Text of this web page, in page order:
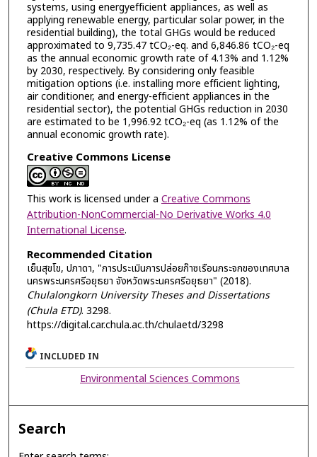
systems, using energyefficient appliances, as well as
applying renewable energy, particular solar power, in the
residential building), the total GHGs would be reduced
approximated to 9,735.47 tCO₂-eq. and 6,846.86 tCO₂-eq
as the annual economic growth rate of 4.13% and 1.12%
by 2030, respectively. By considering only feasible
mitigation options (i.e. installing more efficient lighting,
air conditioner, and energy-efficient appliances in the
residential sector), the potential GHGs reduction in 2030
are estimated to be 1,996.92 tCO₂-eq (as 1.12% of the
annual economic growth rate).
Creative Commons License
This work is licensed under a Creative Commons
Attribution-NonCommercial-No Derivative Works 4.0
International License.
Recommended Citation
เย็นสุขโข, ปภาดา, "การประเมินการปล่อยก๊าซเรือนกระจกของเทศบาล
นครพระนครศรีอยุธยา จังหวัดพระนครศรีอยุธยา" (2018).
Chulalongkorn University Theses and Dissertations
(Chula ETD). 3298.
https://digital.car.chula.ac.th/chulaetd/3298
INCLUDED IN
Environmental Sciences Commons
Search